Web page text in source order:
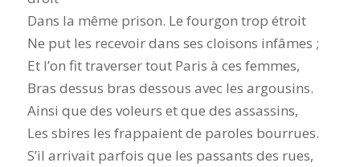
Dans la même prison. Le fourgon trop étroit
Ne put les recevoir dans ses cloisons infâmes ;
Et l’on fit traverser tout Paris à ces femmes,
Bras dessus bras dessous avec les argousins.
Ainsi que des voleurs et que des assassins,
Les sbires les frappaient de paroles bourrues.
S’il arrivait parfois que les passants des rues,